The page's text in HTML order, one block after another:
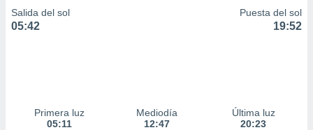
Salida del sol
05:42
Puesta del sol
19:52
Primera luz
05:11
Mediodía
12:47
Última luz
20:23